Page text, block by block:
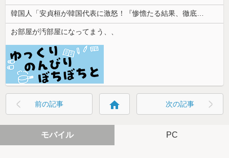
韓国人「安貞桓が韓国代表に激怒！『惨憺たる結果、徹底的な刷新が必要だ』と監督や協会を痛烈批判」
お部屋が汚部屋になってまう、、
前の記事 home 次の記事
モバイル PC